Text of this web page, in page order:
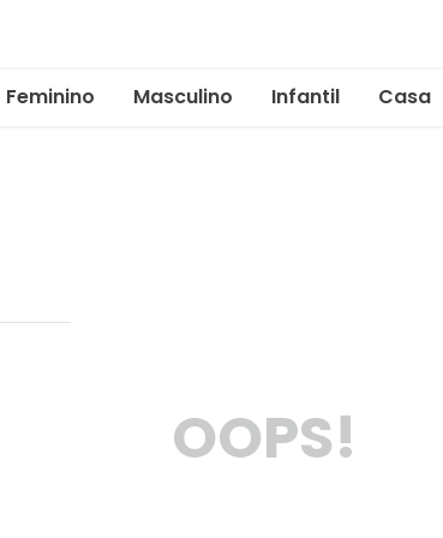
Feminino Masculino Infantil Casa
OOPS!